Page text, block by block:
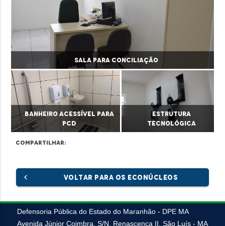
Sala para Conciliação
Banheiro acessível para
PcD
Estrutura
tecnológica
Compartilhar:
chevron_left VOLTAR PARA OS ECONÚCLEOS
Defensoria Pública do Estado do Maranhão - DPE MA
Avenida Júnior Coimbra, S/N, Renascença II, São Luís - MA